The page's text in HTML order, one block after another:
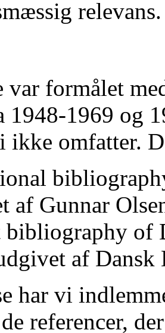
relevans.
var formålet
1948-1969 og
omfatter.
af Gunnar
bibliography of
af
har vi
referencer,